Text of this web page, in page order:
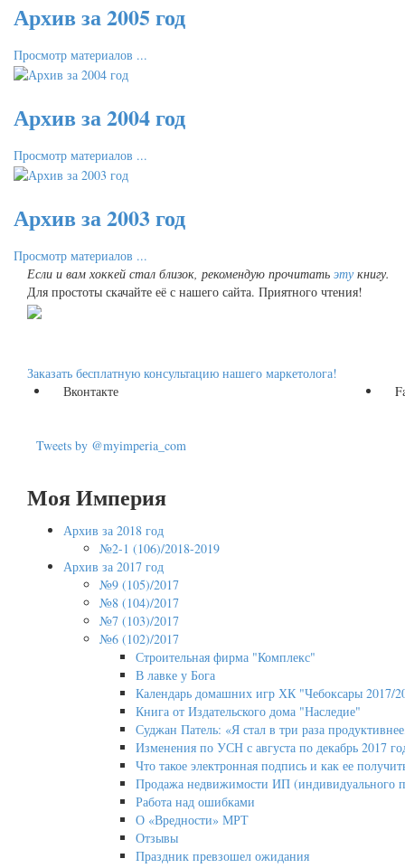
Архив за 2005 год
Просмотр материалов ...
Архив за 2004 год
Просмотр материалов ...
Архив за 2003 год
Просмотр материалов ...
Если и вам хоккей стал близок, рекомендую прочитать этукнигу.
Для простоты скачайте её с нашего сайта. Приятного чтения!
Заказать бесплатную консультацию нашего маркетолога!
Вконтакте
Tweets by @myimperia_com
Моя Империя
Архив за 2018 год
№2-1 (106)/2018-2019
Архив за 2017 год
№9 (105)/2017
№8 (104)/2017
№7 (103)/2017
№6 (102)/2017
Строительная фирма "Комплекс"
В лавке у Бога
Календарь домашних игр ХК "Чебоксары 2017/
Книга от Издательского дома "Наследие"
Суджан Патель: «Я стал в три раза
Изменения по УСН с августа по декабрь 2017
Что такое электронная подпись и как ее
Продажа недвижимости ИП (индивидуального
Работа над ошибками
О «Вредности» МРТ
Отзывы
Праздник превзошел ожидания